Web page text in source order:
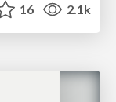
16 2.1k